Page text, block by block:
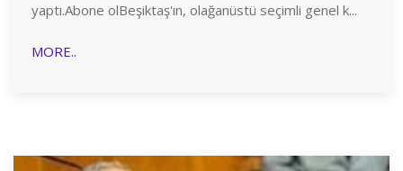
yaptı.Abone olBeşiktaş'ın, olağanüstü seçimli genel k...
MORE..